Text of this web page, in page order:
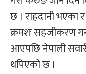
छ । राहदानी
क्रमशः सहजीकरण
आएपछि नेपाली
थपिएको छ ।